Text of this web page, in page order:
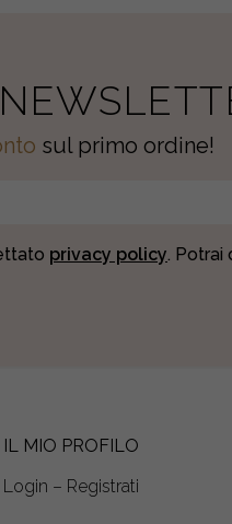
sul primo ordine!
privacy policy. Potrai
IL MIO PROFILO
Login – Registrati